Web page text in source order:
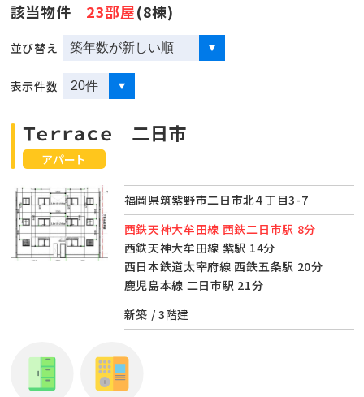
該当物件 23部屋(8棟)
並び替え
表示件数
アパート
Ｔｅｒｒａｃｅ 二日市
福岡県筑紫野市二日市北４丁目3-7
西鉄天神大牟田線 西鉄二日市駅 8分
西鉄天神大牟田線 紫駅 14分
西日本鉄道太宰府線 西鉄五条駅 20分
鹿児島本線 二日市駅 21分
新築 / 3階建